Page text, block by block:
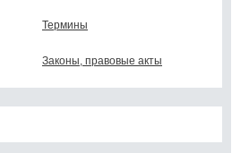
Термины
Законы, правовые акты